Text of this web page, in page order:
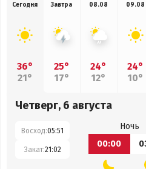
Сегодня
36°
21°
Завтра
25°
17°
08.08
24°
12°
09.08
24°
10°
Четверг, 6 августа
Восход:05:51
Закат:21:02
Ночь
00:00